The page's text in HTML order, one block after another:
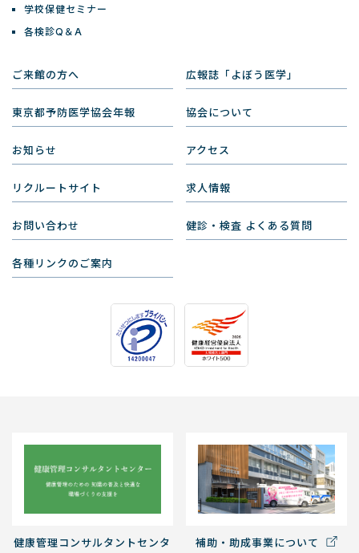
学校保健セミナー
各検診Q＆A
ご来館の方へ 広報誌「よぼう医学」
東京都予防医学協会年報 協会について
お知らせ アクセス
リクルートサイト 求人情報
お問い合わせ 健診・検査 よくある質問
各種リンクのご案内
健康管理コンサルタントセンタ
補助・助成事業について